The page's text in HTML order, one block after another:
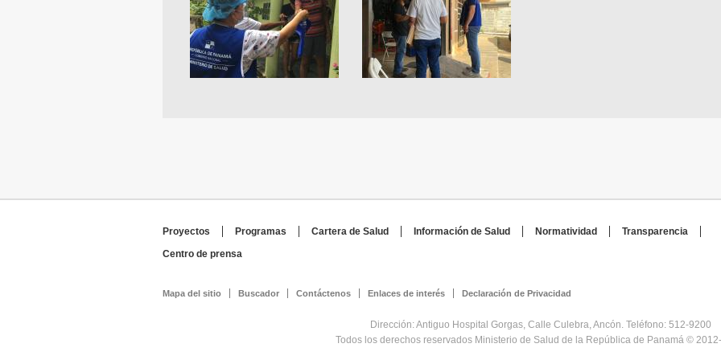
Proyectos Programas Cartera de Salud Información de Salud Normatividad
Transparencia
Centro de prensa
Mapa del sitio Buscador Contáctenos Enlaces de interés Declaración de Privacidad
Dirección: Antiguo Hospital Gorgas, Calle Culebra, Ancón. Teléfono: 512-9200
Todos los derechos reservados Ministerio de Salud de la República de Panamá © 2012-